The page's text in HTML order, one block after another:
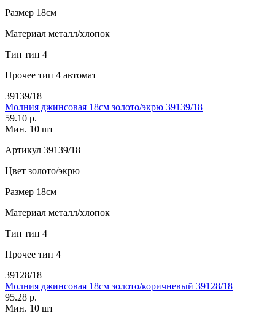
Размер 18см
Материал металл/хлопок
Тип тип 4
Прочее тип 4 автомат
39139/18
Молния джинсовая 18см золото/экрю 39139/18
59.10 р.
Мин. 10 шт
Артикул 39139/18
Цвет золото/экрю
Размер 18см
Материал металл/хлопок
Тип тип 4
Прочее тип 4
39128/18
Молния джинсовая 18см золото/коричневый 39128/18
95.28 р.
Мин. 10 шт